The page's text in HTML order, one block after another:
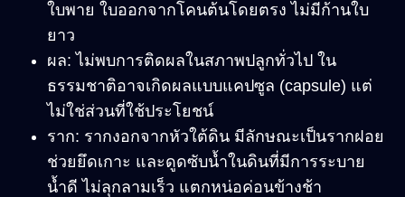
ใบพาย ใบออกจากโคนต้นโดยตรง ไม่มีก้านใบ
ยาว
ผล: ไม่พบการติดผลในสภาพปลูกทั่วไป ใน
ธรรมชาติอาจเกิดผลแบบแคปซูล (capsule) แต่
ไม่ใช่ส่วนที่ใช้ประโยชน์
ราก: รากงอกจากหัวใต้ดิน มีลักษณะเป็นรากฝอย
ช่วยยึดเกาะ และดูดซับน้ำในดินที่มีการระบาย
น้ำดี ไม่ลุกลามเร็ว แตกหน่อค่อนข้างช้า